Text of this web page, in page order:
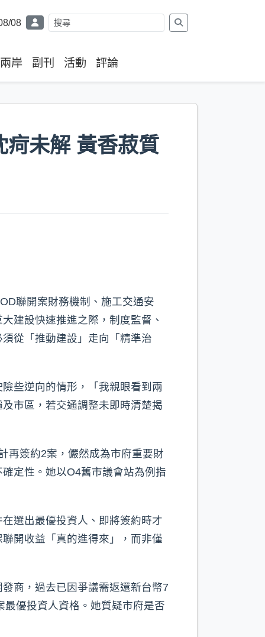
08
兩岸 副刊 活動 評論
疴未解 黃香菽質
聯開案財務機制、施工交通安
建設快速推進之際，制度監督、
從「推動建設」走向「精準治
些逆向的情形，「我親眼看到兩
市區，若交通調整未即時清楚揭
再簽約2案，儼然成為市府重要財
定性。她以O4舊市議會站為例指
選出最優投資人、即將簽約時才
開收益「真的進得來」，而非僅
商，過去已因爭議需返還新台幣7
優投資人資格。她質疑市府是否